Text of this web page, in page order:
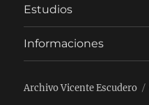
Estudios
Informaciones
Archivo Vicente Escudero